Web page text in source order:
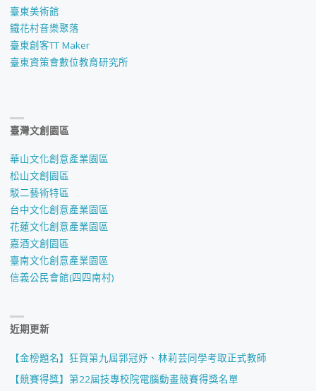
臺東美術館
鐵花村音樂聚落
臺東創客TT Maker
臺東資策會數位教育研究所
臺灣文創園區
華山文化創意產業園區
松山文創園區
駁二藝術特區
台中文化創意產業園區
花蓮文化創意產業園區
嘉酒文創園區
臺南文化創意產業園區
信義公民會館(四四南村)
近期更新
【金榜題名】狂賀第九屆郭冠妤、林莉芸同學考取正式教師
【競賽得獎】第22屆技專校院電腦動畫競賽得獎名單